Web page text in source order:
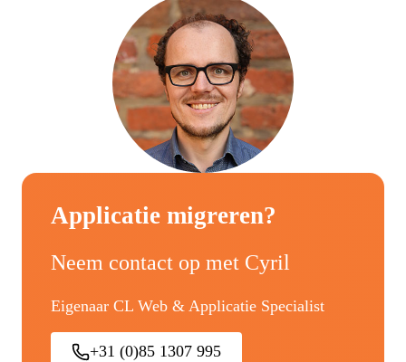
Applicatie migreren?
Neem contact op met Cyril
Eigenaar CL Web & Applicatie Specialist
+31 (0)85 1307 995